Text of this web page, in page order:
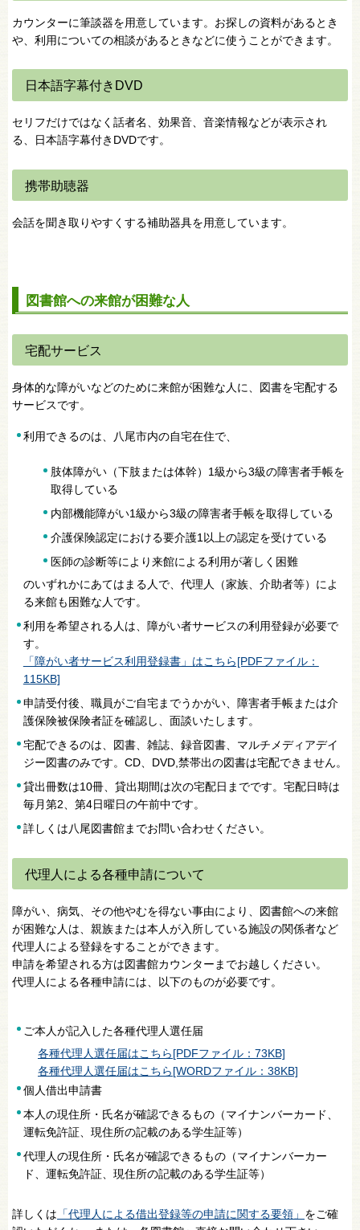
カウンターに筆談器を用意しています。お探しの資料があるとき
や、利用についての相談があるときなどに使うことができます。
日本語字幕付きDVD
セリフだけではなく話者名、効果音、音楽情報などが表示され
る、日本語字幕付きDVDです。
携帯助聴器
会話を聞き取りやすくする補助器具を用意しています。
図書館への来館が困難な人
宅配サービス
身体的な障がいなどのために来館が困難な人に、図書を宅配する
サービスです。
利用できるのは、八尾市内の自宅在住で、
肢体障がい（下肢または体幹）1級から3級の障害者手帳を
取得している
内部機能障がい1級から3級の障害者手帳を取得している
介護保険認定における要介護1以上の認定を受けている
医師の診断等により来館による利用が著しく困難
のいずれかにあてはまる人で、代理人（家族、介助者等）によ
る来館も困難な人です。
利用を希望される人は、障がい者サービスの利用登録が必要で
す。
「障がい者サービス利用登録書」はこちら[PDFファイル：
115KB]
申請受付後、職員がご自宅までうかがい、障害者手帳または介
護保険被保険者証を確認し、面談いたします。
宅配できるのは、図書、雑誌、録音図書、マルチメディアデイ
ジー図書のみです。CD、DVD,禁帯出の図書は宅配できません。
貸出冊数は10冊、貸出期間は次の宅配日までです。宅配日時は
毎月第2、第4日曜日の午前中です。
詳しくは八尾図書館までお問い合わせください。
代理人による各種申請について
障がい、病気、その他やむを得ない事由により、図書館への来館
が困難な人は、親族または本人が入所している施設の関係者など
代理人による登録をすることができます。
申請を希望される方は図書館カウンターまでお越しください。
代理人による各種申請には、以下のものが必要です。
ご本人が記入した各種代理人選任届
各種代理人選任届はこちら[PDFファイル：73KB]
各種代理人選任届はこちら[WORDファイル：38KB]
個人借出申請書
本人の現住所・氏名が確認できるもの（マイナンバーカード、
運転免許証、現住所の記載のある学生証等）
代理人の現住所・氏名が確認できるもの（マイナンバーカー
ド、運転免許証、現住所の記載のある学生証等）
詳しくは 「代理人による借出登録等の申請に関する要領」 をご確